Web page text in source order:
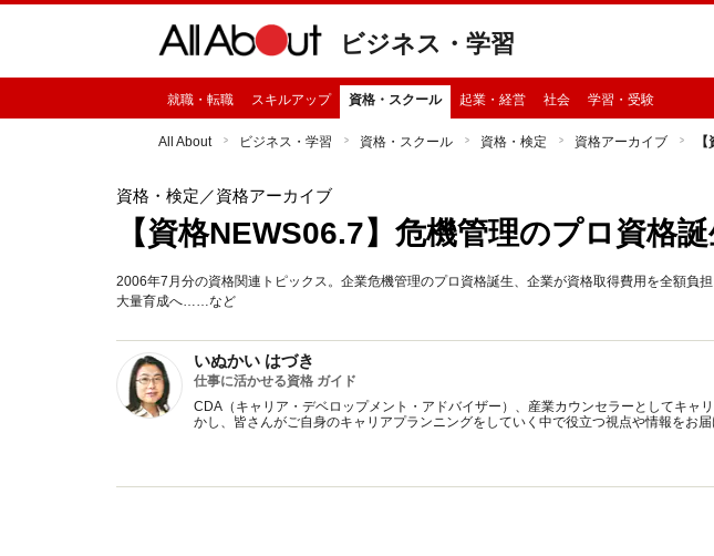
ビジネス・学習
就職・転職 スキルアップ 資格・スクール 起業・経営 社会 学習・受験
All About ビジネス・学習 資格・スクール 資格・検定 資格アーカイブ
資格・検定 ／資格アーカイブ
【資格NEWS06.7】危機管理のプロ資格誕
2006年7月分の資格関連トピックス。企業危機管理のプロ資格誕生、企業が資格取得費用を全額負
大量育成へ……など
いぬかい はづき
仕事に活かせる資格 ガイド
CDA（キャリア・デベロップメント・アドバイザー）、産業カウンセラーとしてキャ
かし、皆さんがご自身のキャリアプランニングをしていく中で役立つ視点や情報をお届